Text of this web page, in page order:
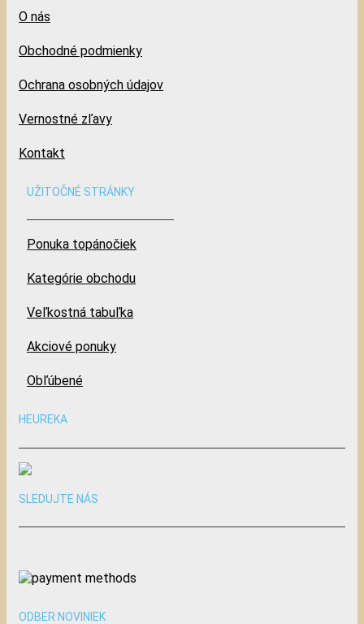
O nás
Obchodné podmienky
Ochrana osobných údajov
Vernostné zľavy
Kontakt
UŽITOČNÉ STRÁNKY
Ponuka topánočiek
Kategórie obchodu
Veľkostná tabuľka
Akciové ponuky
Obľúbené
HEUREKA
SLEDUJTE NÁS
ODBER NOVINIEK